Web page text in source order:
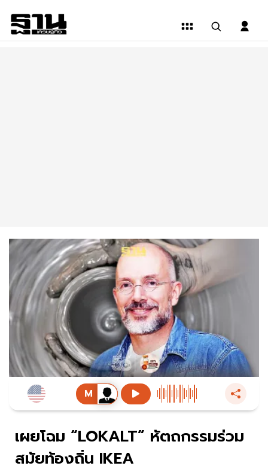
เผยโฉม “LOKALT” หัตถกรรมร่วม
สมัยท้องถิ่น IKEA